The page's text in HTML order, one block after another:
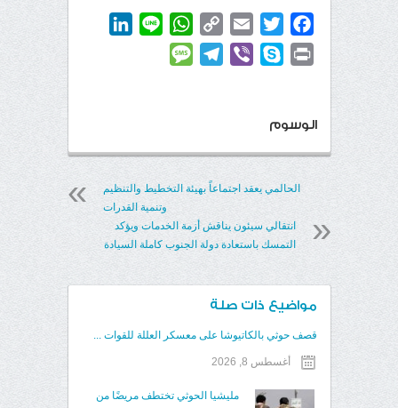
Facebook
Twitter
Email
Copy
Link
WhatsApp
Line
LinkedIn
Print
Skype
Viber
Telegram
الوسوم
الحالمي يعقد اجتماعاً بهيئة التخطيط والتنظيم
وتنمية القدرات
انتقالي سيئون يناقش أزمة الخدمات ويؤكد
التمسك باستعادة دولة الجنوب كاملة السيادة
مواضيع ذات صلة
قصف حوثي بالكاتيوشا على معسكر العللة للقوات ...
أغسطس 8, 2026
مليشيا الحوثي تختطف مريضًا من